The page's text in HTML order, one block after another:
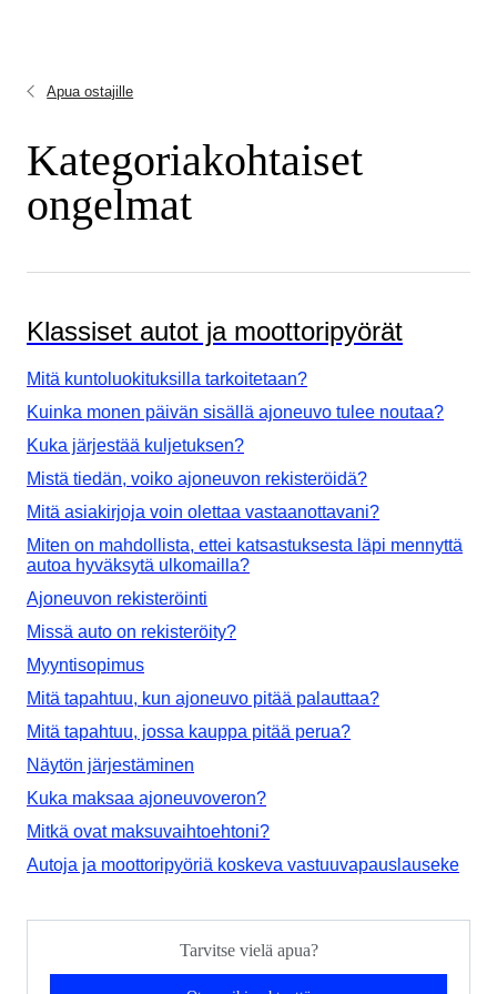
Apua ostajille
Kategoriakohtaiset
ongelmat
Klassiset autot ja moottoripyörät
Mitä kuntoluokituksilla tarkoitetaan?
Kuinka monen päivän sisällä ajoneuvo tulee noutaa?
Kuka järjestää kuljetuksen?
Mistä tiedän, voiko ajoneuvon rekisteröidä?
Mitä asiakirjoja voin olettaa vastaanottavani?
Miten on mahdollista, ettei katsastuksesta läpi mennyttä
autoa hyväksytä ulkomailla?
Ajoneuvon rekisteröinti
Missä auto on rekisteröity?
Myyntisopimus
Mitä tapahtuu, kun ajoneuvo pitää palauttaa?
Mitä tapahtuu, jossa kauppa pitää perua?
Näytön järjestäminen
Kuka maksaa ajoneuvoveron?
Mitkä ovat maksuvaihtoehtoni?
Autoja ja moottoripyöriä koskeva vastuuvapauslauseke
Tarvitse vielä apua?